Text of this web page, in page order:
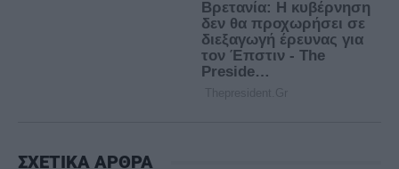
ΣΧΕΤΙΚΑ ΑΡΘΡΑ